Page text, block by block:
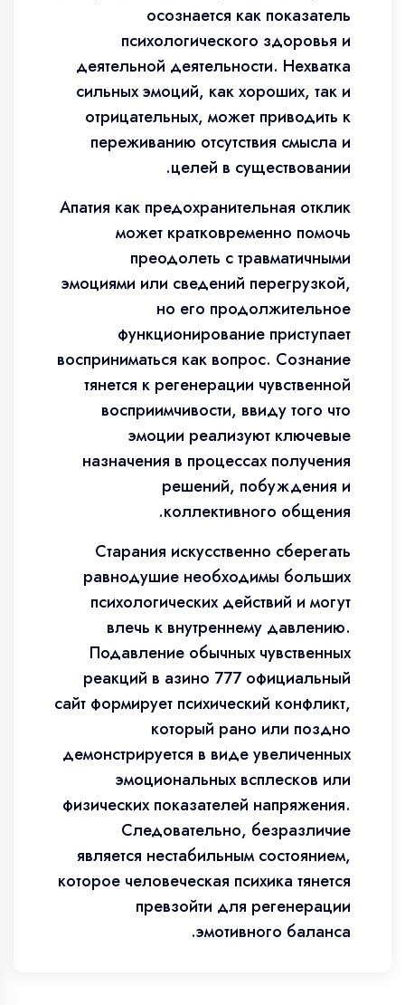
осознается как показатель
психологического здоровья и
деятельной деятельности. Нехватка
сильных эмоций, как хороших, так и
отрицательных, может приводить к
переживанию отсутствия смысла и
целей в существовании.
Апатия как предохранительная отклик
может кратковременно помочь
преодолеть с травматичными
эмоциями или сведений перегрузкой,
но его продолжительное
функционирование приступает
восприниматься как вопрос. Сознание
тянется к регенерации чувственной
восприимчивости, ввиду того что
эмоции реализуют ключевые
назначения в процессах получения
решений, побуждения и
коллективного общения.
Старания искусственно сберегать
равнодушие необходимы больших
психологических действий и могут
влечь к внутреннему давлению.
Подавление обычных чувственных
реакций в азино 777 официальный
сайт формирует психический конфликт,
который рано или поздно
демонстрируется в виде увеличенных
эмоциональных всплесков или
физических показателей напряжения.
Следовательно, безразличие
является нестабильным состоянием,
которое человеческая психика тянется
превзойти для регенерации
эмотивного баланса.